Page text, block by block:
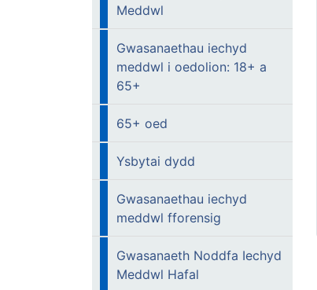
Meddwl
Gwasanaethau iechyd
meddwl i oedolion: 18+ a
65+
65+ oed
Ysbytai dydd
Gwasanaethau iechyd
meddwl fforensig
Gwasanaeth Noddfa Iechyd
Meddwl Hafal